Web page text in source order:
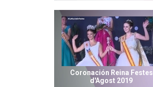
Coronación Reina Festes
d'Agost 2019